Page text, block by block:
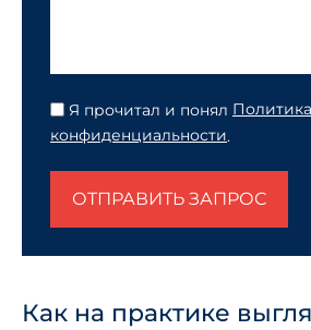
Я прочитал и понял Политика
конфиденциальности.
ОТПРАВИТЬ ЗАПРОС
Как на практике